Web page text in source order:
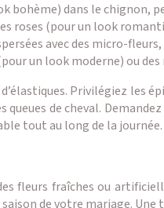
bohème) dans le chignon,
roses (pour un look
avec des micro-
un look moderne) ou
Privilégiez les
de cheval.
tout au long de la journée.
fleurs fraîches ou
de votre mariage.